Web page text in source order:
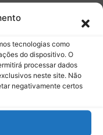
tecnologias como
do dispositivo. O
processar dados
neste site. Não
negativamente certos
sem
do carro #48
em nove…